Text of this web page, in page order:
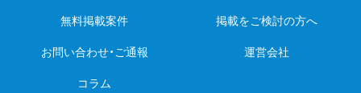
無料掲載案件 掲載をご検討の方へ
お問い合わせ・ご通報 運営会社
コラム